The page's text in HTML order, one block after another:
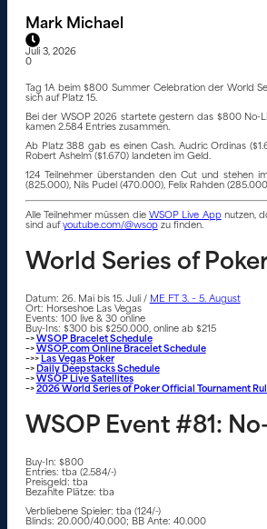
Mark Michael
Juli 3, 2026
0
Tag 1A beim $800 Summer Celebration der World
sich auf Platz 15.
Bei der WSOP 2026 startete gestern das $800 No-
kamen 2.584 Entries zusammen.
Ab Platz 388 gab es einen Cash. Audric Ordinas
Robert Ashelm ($1.670) landeten im Geld.
124 Teilnehmer überstanden den Cut und stehen
(825.000), Nils Pudel (470.000), Felix Rahden
Alle Teilnehmer müssen die WSOP Live Appnutzen,
sind aufyoutube.com/@wsopzu finden.
World Series of
Datum: 26. Mai bis 15. Juli / ME FT 3. – 5. August
Ort: Horseshoe Las Vegas
Events: 100 live & 30 online
Buy-Ins: $300 bis $250.000, online ab $215
–>WSOP Bracelet Schedule
–>WSOP.com Online Bracelet Schedule
–>> Las Vegas Poker
–> Daily Deepstacks Schedule
–>WSOP Live Satellites
–>2026 World Series of Poker Official Tournament
WSOP Event #81:
Buy-In: $800
Entries: tba (2.584/-)
Preisgeld: tba
Bezahlte Plätze: tba
Verbliebene Spieler: tba (124/-)
Blinds: 20.000/40.000; BB Ante: 40.000